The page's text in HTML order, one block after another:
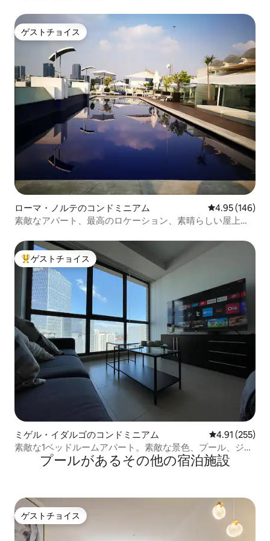
ゲストチョイス
ゲストチョイス
ローマ・ノルテのコンドミニアム レビュー146
4.95 (146)
素敵なアパート、最高のロケーション、素晴らしい屋上プ
大好評のゲストチョイスです。
ゲストチョイス
ミゲル・イダルゴのコンドミニアム レビュー255
4.91 (255)
素敵な1ベッドルームアパート。素敵な景色、プール、ジャ
グジー、ジムなど
プールがあるその他の宿泊施設
ゲストチョイス
ゲストチョイス